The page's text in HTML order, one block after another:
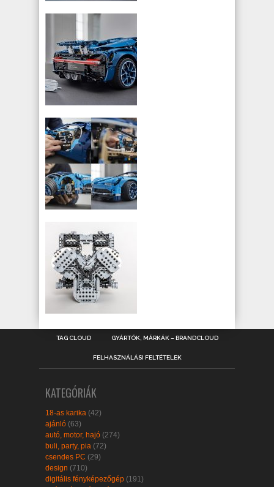
TAG CLOUD GYÁRTÓK, MÁRKÁK – BRANDCLOUD
FELHASZNÁLÁSI FELTÉTELEK
KATEGÓRIÁK
18-as karika (42)
ajánló (63)
autó, motor, hajó (274)
buli, party, pia (72)
csendes PC (29)
design (710)
digitális fényképezőgép (191)